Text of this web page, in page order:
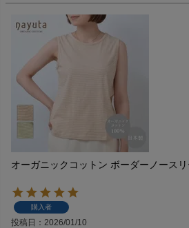
オーガニックコットン ボーダーノース
購入者
投稿日 2026/01/10